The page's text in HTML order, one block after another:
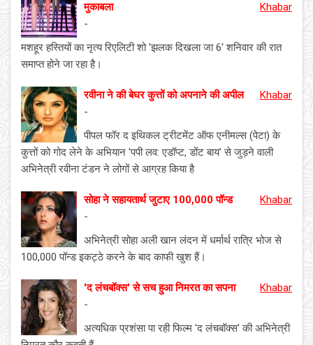
मुकाबला
Khabar
-
मशहूर हस्तियों का नृत्य रिएलिटी शो 'झलक दिखला जा 6' शनिवार की रात
समाप्त होने जा रहा है।
रवीना ने की बेघर कुत्तों को अपनाने की अपील
Khabar
-
पीपल फॉर द इथिकल ट्रीटमेंट ऑफ एनीमल्स (पेटा) के
कुत्तों को गोद लेने के अभियान 'पपी लव: एडॉप्ट, डोंट बाय' से जुड़ने वाली
अभिनेत्री रवीना टंडन ने लोगों से आग्रह किया है
सोहा ने सहायतार्थ जुटाए 100,000 पॉन्ड
Khabar
-
अभिनेत्री सोहा अली खान लंदन में धर्मार्थ रात्रि भोज से
100,000 पॉन्ड इकट्ठे करने के बाद काफी खुश हैं।
'द लंचबॉक्स' से सच हुआ निमरत का सपना
Khabar
-
अत्यधिक प्रशंसा पा रही फिल्म 'द लंचबॉक्स' की अभिनेत्री